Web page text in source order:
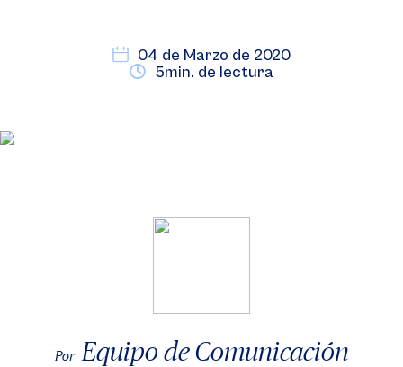
04 de Marzo de 2020
5min. de lectura
Por Equipo de Comunicación